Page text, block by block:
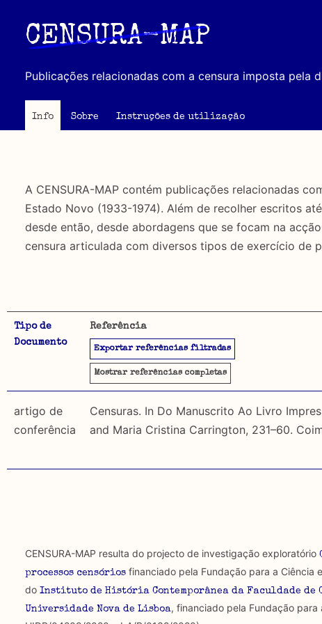
principal
CENSURA-MAP
Publicações relacionadas com a censura imposta pela
Info Sobre Instruções de utilização
A CENSURA-MAP contém publicações relacionadas
Estado Novo (1933-1974). Além de recolher escritos
desde então, desde abordagens que se focam na
censura articulada com diversos tipos de exercício de
Este mapeamento pretende reunir o material
distinção entre material publicado antes de 1974, em
1974, ou seja, sem ser sujeito a censura, incidindo a
algumas das publicações que aqui se encontram
A CENSURA-MAP permite uma pesquisa por autores,
utilizados. É igualmente possível pesquisar por:
Tipo de censura investigada
Regulatória: Censura estipulada por lei, orientada
Regulatória e Constitutiva : são combinadas
Tipo investigação realizada
Tipo de
Documento
Referência
Exportar referências filtradas
Mostrarreferências completas
artigo de
conferência
Censuras. In Do Manuscrito Ao Livro
and Maria Cristina Carrington, 231–60.
CENSURA-MAP resulta do projecto de investigação exploratório
processos censóriosfinanciado pela Fundação para a Ciência
do Instituto de História Contemporânea da Faculdade de
Universidade Nova de Lisboa, financiado pela Fundação